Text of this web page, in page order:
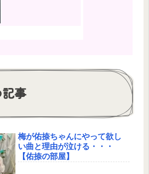
事
梅が佑捺ちゃんにやって欲し
い曲と理由が泣ける・・・
【佑捺の部屋】